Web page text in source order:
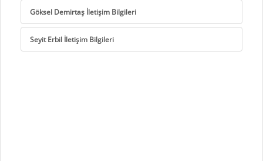
Göksel Demirtaş İletişim Bilgileri
Seyit Erbil İletişim Bilgileri